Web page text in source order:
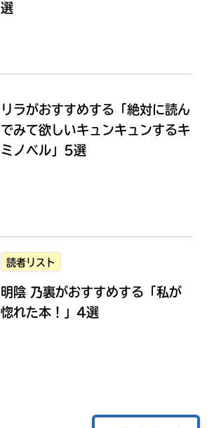
Loading...
選
リラがおすすめする 「絶対に読ん
でみて欲しいキュンキュンするキ
ミノベル」5選
読者リスト
明陰 乃裏がおすすめする 「私が
惚れた本！」4選
に
エ